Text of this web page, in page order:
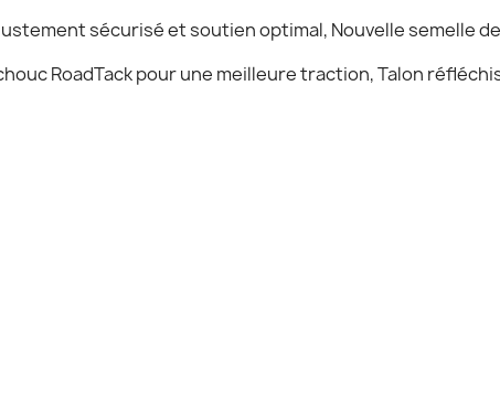
sécurisé et soutien optimal, Nouvelle semelle
RoadTack pour une meilleure traction, Talon